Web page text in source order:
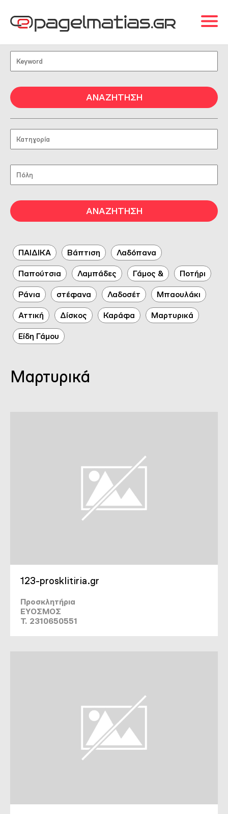
ΠΑΙΔΙΚΑ Βάπτιση Λαδόπανα
Παπούτσια Λαμπάδες Γάμος & Ποτήρι
Ράνια στέφανα Λαδοσέτ Μπαουλάκι
Αττική Δίσκος Καράφα Μαρτυρικά
Είδη Γάμου
Μαρτυρικά
123-prosklitiria.gr
Προσκλητήρια
ΕΥΟΣΜΟΣ
T. 2310650551